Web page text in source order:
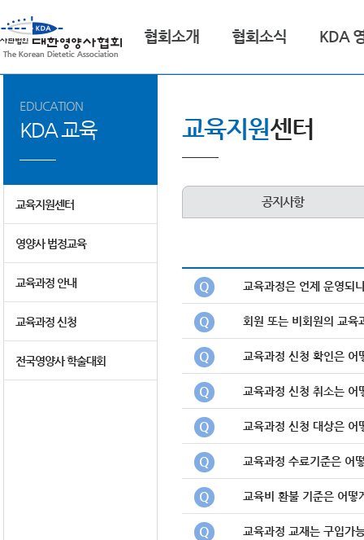
협회소개 협회소식 KDA
EDUCATION
KDA 교육
교육지원센터
영양사 법정교육
교육과정 안내
교육과정 신청
전국영양사 학술대회
교육지원센터
공지사항
Q 교육과정은 언제 운영되
Q 회원 또는 비회원의 교육
Q 교육과정 신청 확인은 어
Q 교육과정 신청 취소는 어
Q 교육과정 신청 대상은 어
Q 교육과정 수료기준은 어
Q 교육비 환불 기준은 어떻
Q 교육과정 교재는 구입가